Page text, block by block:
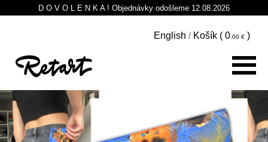
D O V O L E N K A ! Objednávky odošleme 12.08.2026
English / Košík ( 0 )